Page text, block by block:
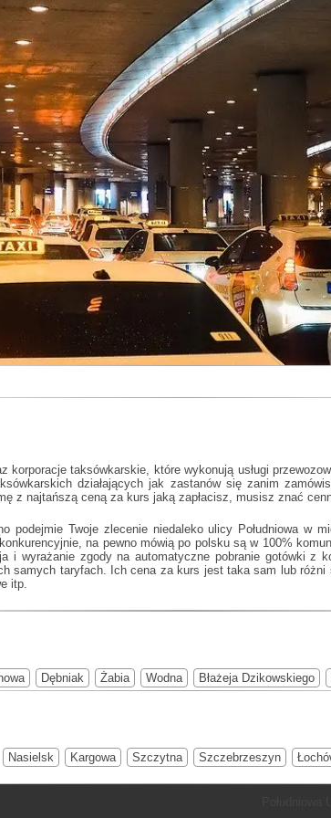
taksówkarskie, które wykonują usługi
działających jak zastanów się zanim
z najtańszą ceną za kurs jaką zapłacisz, musisz znać
podejmie Twoje zlecenie niedaleko ulicy Południowa w
na pewno mówią po polsku są w 100%
i wyrażanie zgody na automatyczne pobranie gotówki
samych taryfach. Ich cena za kurs jest taka sam lub różni
itp.
Dębniak Żabia Wodna Błażeja Dzikowskiego
Nasielsk Kargowa Szczytna Szczebrzeszyn